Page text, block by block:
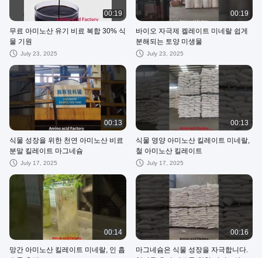
00:19
무료 아미노산 유기 비료 복합 30% 식
물 기원
July 23, 2025
00:19
바이오 자극제 켈레이트 미네랄 쉽게
분해되는 토양 미생물
July 23, 2025
00:13
식물 성장을 위한 천연 아미노산 비료
분말 킬레이트 마그네슘
July 17, 2025
00:13
식물 영양 아미노산 킬레이트 미네랄,
철 아미노산 킬레이트
July 17, 2025
00:14
망간 아미노산 킬레이트 미네랄, 인 흡
00:16
마그네슘은 식물 성장을 자극합니다.